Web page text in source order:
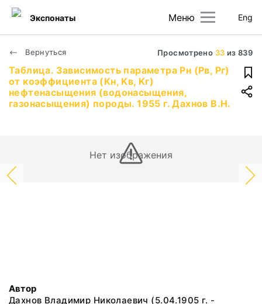
Меню Eng
Экспонаты
Вернуться Просмотрено 33 из 839
Таблица. Зависимость параметра Pн (Pв, Pг)
от коэффициента (Kн, Kв, Kг)
нефтенасыщения (водонасыщения,
газонасыщения) породы. 1955 г. Дахнов В.Н.
Нет изображения
Автор
Дахнов Владимир Николаевич (5.04.1905 г. -